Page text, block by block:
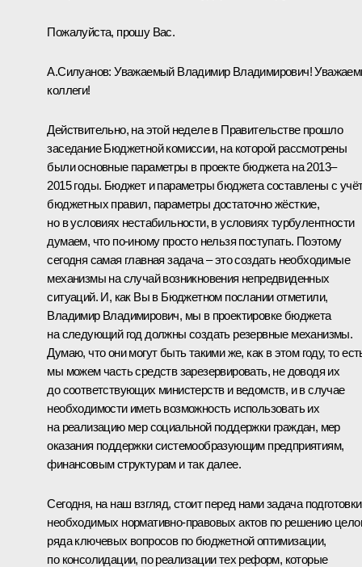
Пожалуйста, прошу Вас.
А.Силуанов: Уважаемый Владимир Владимирович!
коллеги!
Действительно, на этой неделе в Правительстве прошло
заседание Бюджетной комиссии, на которой рассмотрены
были основные параметры в проекте бюджета на 2013–
2015 годы. Бюджет и параметры бюджета составлены с
бюджетных правил, параметры достаточно жёсткие,
но в условиях нестабильности, в условиях турбулентности
думаем, что по‑иному просто нельзя поступать. Поэтому
сегодня самая главная задача – это создать необходимые
механизмы на случай возникновения непредвиденных
ситуаций. И, как Вы в Бюджетном послании отметили,
Владимир Владимирович, мы в проектировке бюджета
на следующий год должны создать резервные механизмы.
Думаю, что они могут быть такими же, как в этом году, то
мы можем часть средств зарезервировать, не доводя их
до соответствующих министерств и ведомств, и в случае
необходимости иметь возможность использовать их
на реализацию мер социальной поддержки граждан, мер
оказания поддержки системообразующим предприятиям,
финансовым структурам и так далее.
Сегодня, на наш взгляд, стоит перед нами задача подготовки
необходимых нормативно-правовых актов по решению
ряда ключевых вопросов по бюджетной оптимизации,
по консолидации, по реализации тех реформ, которые